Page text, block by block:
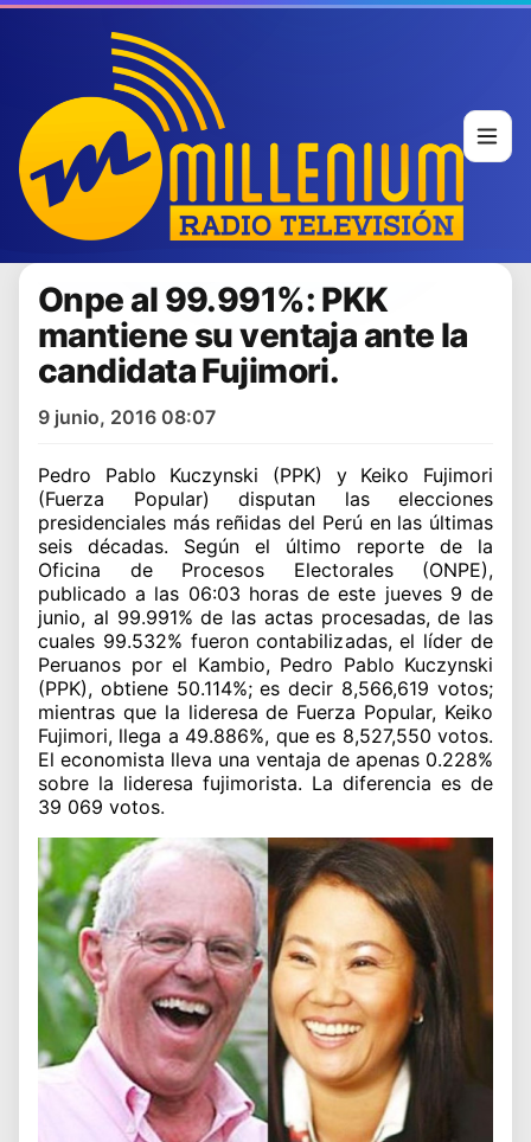
Onpe al 99.991%: PKK
mantiene su ventaja ante la
candidata Fujimori.
9 junio, 2016 08:07
Pedro Pablo Kuczynski (PPK) y Keiko Fujimori
(Fuerza Popular) disputan las elecciones
presidenciales más reñidas del Perú en las últimas
seis décadas. Según el último reporte de la
Oficina de Procesos Electorales (ONPE),
publicado a las 06:03 horas de este jueves 9 de
junio, al 99.991% de las actas procesadas, de las
cuales 99.532% fueron contabilizadas, el líder de
Peruanos por el Kambio, Pedro Pablo Kuczynski
(PPK), obtiene 50.114%; es decir 8,566,619 votos;
mientras que la lideresa de Fuerza Popular, Keiko
Fujimori, llega a 49.886%, que es 8,527,550 votos.
El economista lleva una ventaja de apenas 0.228%
sobre la lideresa fujimorista. La diferencia es de
39 069 votos.